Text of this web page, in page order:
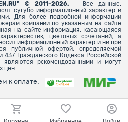
© 2011-2026.
Все данные,
сугубо информационный характер и
Для более подробной информации
компании по указанным на сайте
на сайте информация, касающаяся
цветовых сочетаний, а
информационный характер и ни при
публичной офертой, определяемой
437 Гражданского Кодекса Российской
являются рекомендованными и могут
цен.
к оплате: